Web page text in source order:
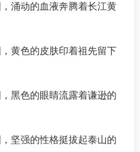
涌动的血液奔腾着长江黄
黄色的皮肤印着祖先留下
黑色的眼睛流露着谦逊的
坚强的性格挺拔起泰山的